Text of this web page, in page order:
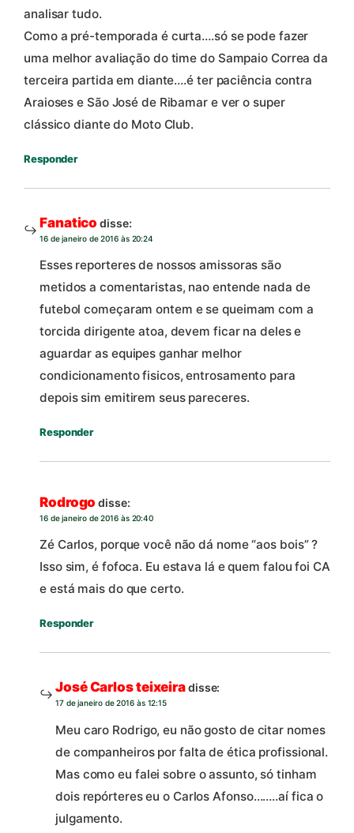
analisar tudo.
Como a pré-temporada é curta….só se pode fazer
uma melhor avaliação do time do Sampaio Correa da
terceira partida em diante….é ter paciência contra
Araioses e São José de Ribamar e ver o super
clássico diante do Moto Club.
Responder
Fanatico disse:
16 de janeiro de 2016 às 20:24
Esses reporteres de nossos amissoras são
metidos a comentaristas, nao entende nada de
futebol começaram ontem e se queimam com a
torcida dirigente atoa, devem ficar na deles e
aguardar as equipes ganhar melhor
condicionamento fisicos, entrosamento para
depois sim emitirem seus pareceres.
Responder
Rodrogo disse:
16 de janeiro de 2016 às 20:40
Zé Carlos, porque você não dá nome “aos bois” ?
Isso sim, é fofoca. Eu estava lá e quem falou foi CA
e está mais do que certo.
Responder
José Carlos teixeiradisse:
17 de janeiro de 2016 às 12:15
Meu caro Rodrigo, eu não gosto de citar nomes
de companheiros por falta de ética profissional.
Mas como eu falei sobre o assunto, só tinham
dois repórteres eu o Carlos Afonso……..aí fica o
julgamento.